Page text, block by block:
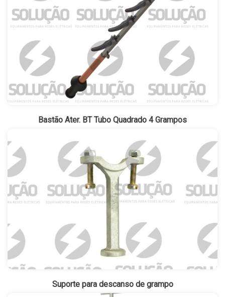
Bastão Ater. BT Tubo Quadrado 4 Grampos
Suporte para descanso de grampo